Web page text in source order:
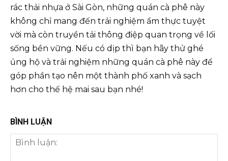
rác thải nhựa ở Sài Gòn, những quán cà phê này
không chỉ mang đến trải nghiệm ẩm thực tuyệt
vời mà còn truyền tải thông điệp quan trọng về lối
sống bền vững. Nếu có dịp thì bạn hãy thử ghé
ủng hộ và trải nghiệm những quán cà phê này để
góp phần tạo nên một thành phố xanh và sạch
hơn cho thế hệ mai sau bạn nhé!
BÌNH LUẬN